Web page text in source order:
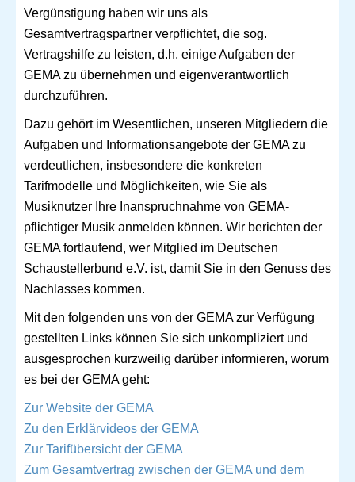
Vergünstigung haben wir uns als
Gesamtvertragspartner verpflichtet, die sog.
Vertragshilfe zu leisten, d.h. einige Aufgaben der
GEMA zu übernehmen und eigenverantwortlich
durchzuführen.
Dazu gehört im Wesentlichen, unseren Mitgliedern die
Aufgaben und Informationsangebote der GEMA zu
verdeutlichen, insbesondere die konkreten
Tarifmodelle und Möglichkeiten, wie Sie als
Musiknutzer Ihre Inanspruchnahme von GEMA-
pflichtiger Musik anmelden können. Wir berichten der
GEMA fortlaufend, wer Mitglied im Deutschen
Schaustellerbund e.V. ist, damit Sie in den Genuss des
Nachlasses kommen.
Mit den folgenden uns von der GEMA zur Verfügung
gestellten Links können Sie sich unkompliziert und
ausgesprochen kurzweilig darüber informieren, worum
es bei der GEMA geht:
Zur Website der GEMA
Zu den Erklärvideos der GEMA
Zur Tarifübersicht der GEMA
Zum Gesamtvertrag zwischen der GEMA und dem